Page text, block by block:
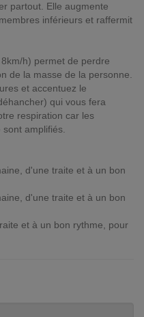
partout. Elle augmente
inférieurs et raffermit
h) permet de perdre
de la masse de la personne.
et accentuez le
qui vous fera
respiration car les
amplifiés.
d'une traite et à un bon
d'une traite et à un bon
et à un bon rythme, pour